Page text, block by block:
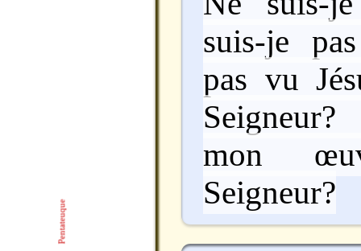
suis-je
pas vu
Seigneur?
mon
Seigneur?
Pentateuque